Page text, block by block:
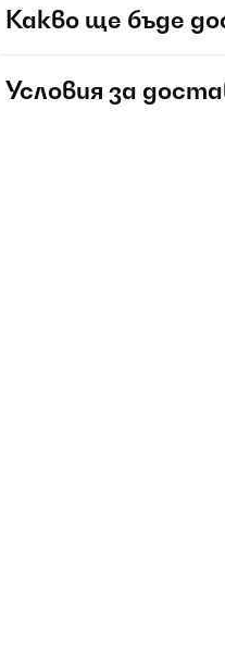
Какво ще бъде
Условия за